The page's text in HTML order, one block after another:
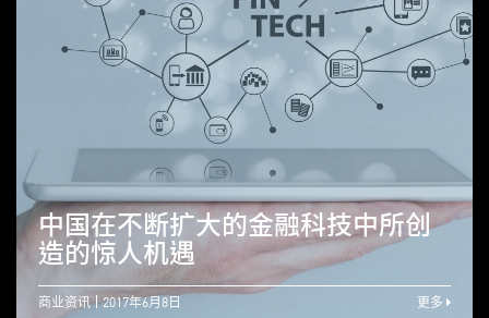
中国在不断扩大的金融科技中所创
造的惊人机遇
商业资讯 2017年6月8日 更多